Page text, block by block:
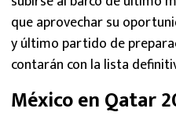
que aprovechar su
y último partido de
contarán con la lista
México en Qatar